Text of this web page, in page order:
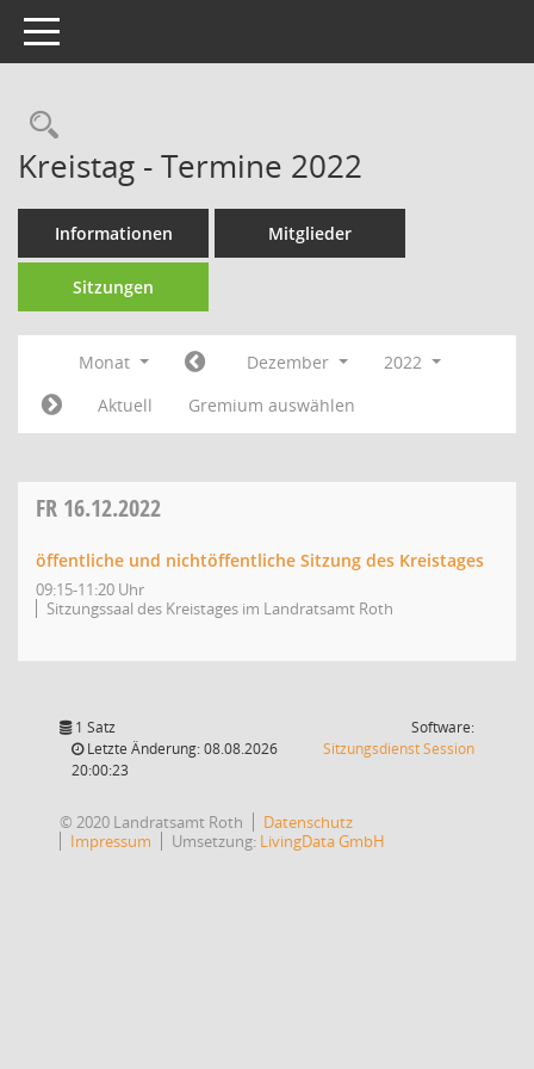
Toggle navigation
Rechercheauswahl
Kreistag - Termine 2022
Informationen Mitglieder
Sitzungen
Monat Dezember
2022
Aktuell
Gremium auswählen
FR 16.12.2022
öffentliche und nichtöffentliche Sitzung des Kreistages
09:15-11:20 Uhr
Sitzungssaal des Kreistages im Landratsamt Roth
1 Satz
Letzte Änderung: 08.08.2026
20:00:23
Software:
SitzungsdienstSession(Wird in
© 2020 Landratsamt Roth
Datenschutz
Impressum
Umsetzung: LivingData GmbH